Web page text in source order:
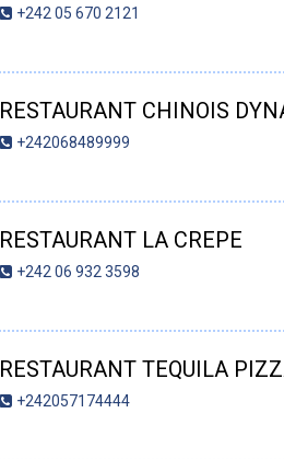
+242 05 670 2121
RESTAURANT CHINOIS
+242068489999
RESTAURANT LA CREPE
+242 06 932 3598
RESTAURANT TEQUILA
+242057174444